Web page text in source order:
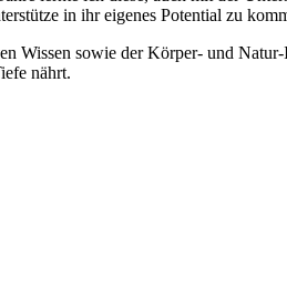
in ihr eigenes Potential zu
Wissen sowie der Körper- und
nährt.